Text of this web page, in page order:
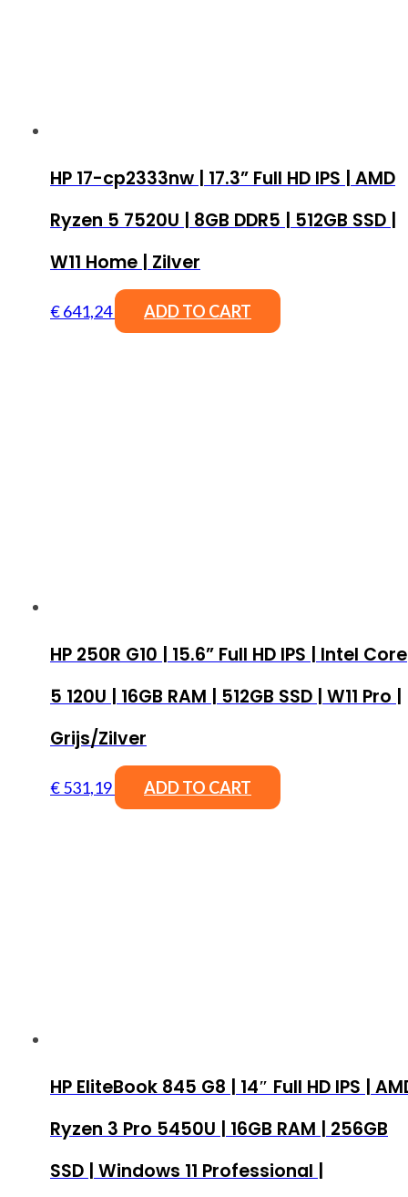
HP 17-cp2333nw | 17.3” Full HD IPS | AMD
Ryzen 5 7520U | 8GB DDR5 | 512GB SSD |
W11 Home | Zilver
€641,24 ADD TO CART
HP 250R G10 | 15.6” Full HD IPS | Intel Core
5 120U | 16GB RAM | 512GB SSD | W11 Pro |
Grijs/Zilver
€531,19 ADD TO CART
HP EliteBook 845 G8 | 14″ Full HD IPS |
Ryzen 3 Pro 5450U | 16GB RAM | 256GB
SSD | Windows 11 Professional |